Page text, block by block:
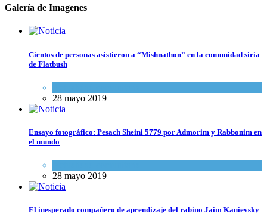
Galería de Imagenes
Cientos de personas asistieron a “Mishnathon” en la comunidad siria
de Flatbush
28 mayo 2019
Ensayo fotográfico: Pesach Sheini 5779 por Admorim y Rabbonim en
el mundo
28 mayo 2019
El inesperado compañero de aprendizaje del rabino Jaim Kanievsky